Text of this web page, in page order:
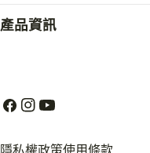
產品資訊
Facebook
Instagram
Youtube